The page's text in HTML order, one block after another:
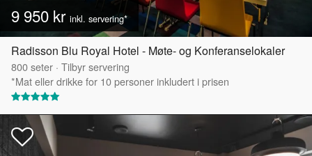
9 950 kr inkl. servering*
Radisson Blu Royal Hotel - Møte- og Konferanselokaler
800seter · Tilbyr servering
*Mat eller drikke for 10 personer inkludert i prisen